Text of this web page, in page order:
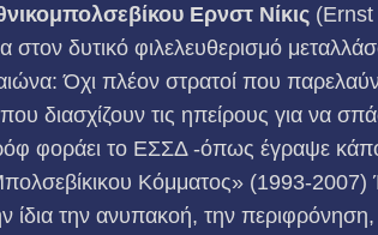
Ερνστ Νίκις (Ernst
στον δυτικό φιλελευθερισμό
Όχι πλέον στρατοί που
διασχίζουν τις ηπείρους για να
φοράει το ΕΣΣΔ -όπως έγραψε
Κόμματος» (1993-2007)
την ανυπακοή, την περιφρόνηση,